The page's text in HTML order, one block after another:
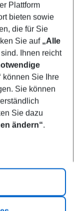
Plattform
bieten sowie
die für Sie
Sie auf „Alle
Ihnen reicht
können Sie Ihre
Sie können
Sie dazu
ändern“.